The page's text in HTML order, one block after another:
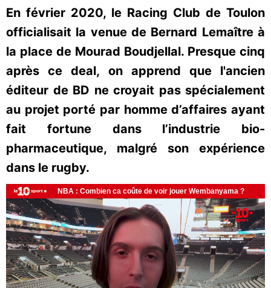
En février 2020, le Racing Club de Toulon
officialisait la venue de Bernard Lemaître à
la place de Mourad Boudjellal. Presque cinq
après ce deal, on apprend que l'ancien
éditeur de BD ne croyait pas spécialement
au projet porté par homme d’affaires ayant
fait fortune dans l’industrie bio-
pharmaceutique, malgré son expérience
dans le rugby.